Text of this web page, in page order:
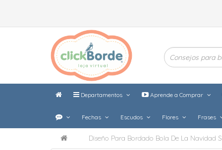
Departamentos Aprende a Comprar
Fechas Escudos Flores Frases
Diseño Para Bordado Bola De La Navidad